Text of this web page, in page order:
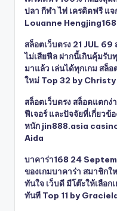
ปลา กีฬา ไพ่ เครดิตฟรี แ
Louanne
สล็อตเว็บตรง 21 JUL
ไม่เสียฟีล ฝากนี้เกินคุ้มรั
มาแล้ว เล่นได้ทุกเกม สล็อ
ใหม่ Top 32 by
สล็อตเว็บตรง สล็อตแตกง่
ฟีเจอร์ และปัจจัยที่เกี่ยวข้
หนัก jin888.asia
Aida
บาคาร่า168 24
ของเกมบาคาร่า สมาชิกใ
ทันใจ เว็บดี มีโต๊ะให้เลือก
ทันที Top 11 by